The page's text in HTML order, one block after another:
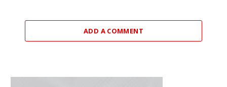
ADD A COMMENT